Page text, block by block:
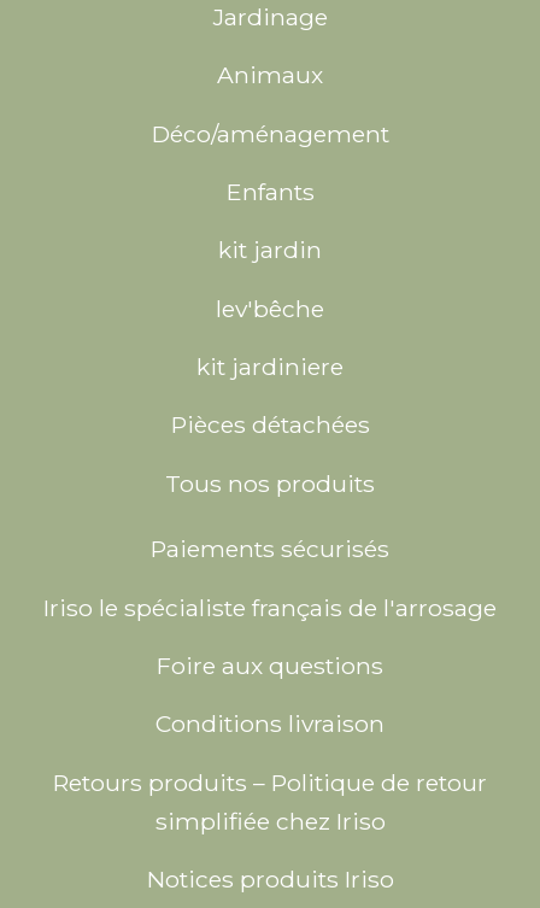
Jardinage
Animaux
Déco/aménagement
Enfants
kit jardin
lev'bêche
kit jardiniere
Pièces détachées
Tous nos produits
Paiements sécurisés
Iriso le spécialiste français de l'arrosage
Foire aux questions
Conditions livraison
Retours produits – Politique de retour
simplifiée chez Iriso
Notices produits Iriso